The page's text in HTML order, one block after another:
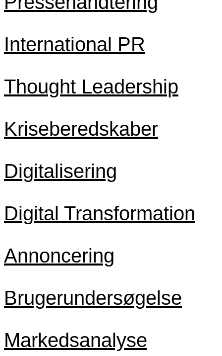
International PR
Thought Leadership
Kriseberedskaber
Digitalisering
Digital Transformation
Annoncering
Brugerundersøgelse
Markedsanalyse